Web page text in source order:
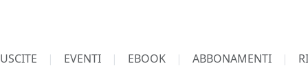
USCITE EVENTI EBOOK ABBONAMENTI